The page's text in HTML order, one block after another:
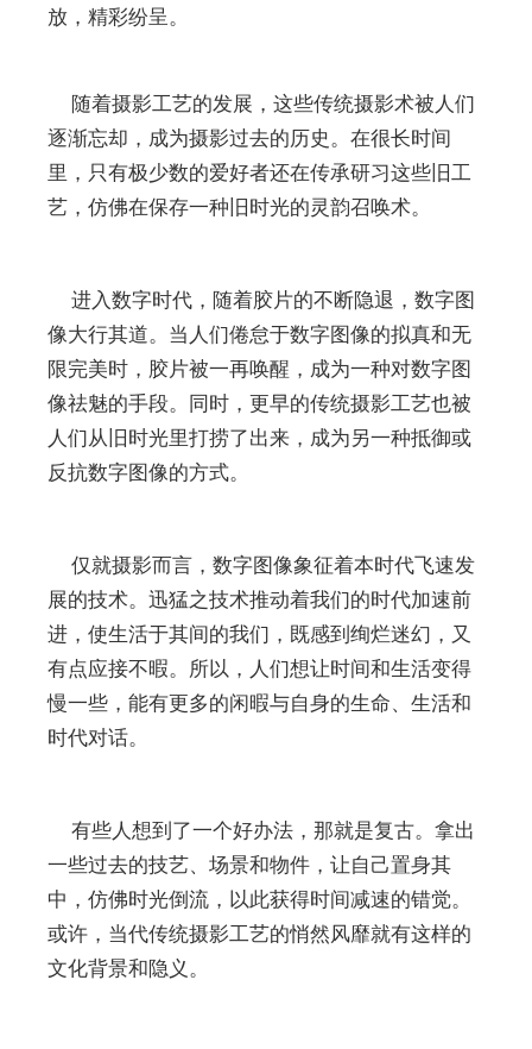
放，精彩纷呈。
随着摄影工艺的发展，这些传统摄影术被人们
逐渐忘却，成为摄影过去的历史。在很长时间
里，只有极少数的爱好者还在传承研习这些旧工
艺，仿佛在保存一种旧时光的灵韵召唤术。
进入数字时代，随着胶片的不断隐退，数字图
像大行其道。当人们倦怠于数字图像的拟真和无
限完美时，胶片被一再唤醒，成为一种对数字图
像祛魅的手段。同时，更早的传统摄影工艺也被
人们从旧时光里打捞了出来，成为另一种抵御或
反抗数字图像的方式。
仅就摄影而言，数字图像象征着本时代飞速发
展的技术。迅猛之技术推动着我们的时代加速前
进，使生活于其间的我们，既感到绚烂迷幻，又
有点应接不暇。所以，人们想让时间和生活变得
慢一些，能有更多的闲暇与自身的生命、生活和
时代对话。
有些人想到了一个好办法，那就是复古。拿出
一些过去的技艺、场景和物件，让自己置身其
中，仿佛时光倒流，以此获得时间减速的错觉。
或许，当代传统摄影工艺的悄然风靡就有这样的
文化背景和隐义。